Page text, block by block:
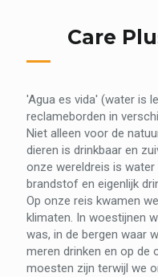
Care
'Agua es vida' (water is
reclameborden in
Niet alleen voor de
dieren is drinkbaar en
onze wereldreis is
brandstof en eigenlijk
Op onze reis kwamen
klimaten. In woestijnen
was, in de bergen waar
meren drinken en op de
moesten zijn terwijl we